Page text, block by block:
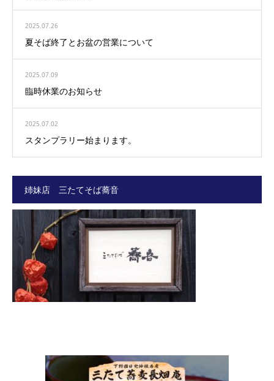
2025.07.26
夏そば終了とお盆の営業について
2025.07.09
臨時休業のお知らせ
2025.07.02
スタンプラリー始まります。
姉妹店 三たてそば蕎音